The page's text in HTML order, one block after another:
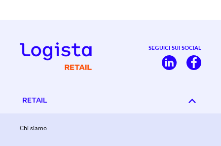
SEGUICI SUI SOCIAL
RETAIL
Chi siamo